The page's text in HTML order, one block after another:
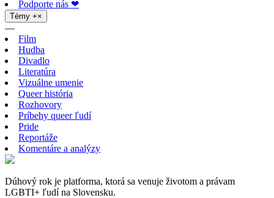
Podporte nás ❤
Témy +×
—
Film
Hudba
Divadlo
Literatúra
Vizuálne umenie
Queer história
Rozhovory
Príbehy queer ľudí
Pride
Reportáže
Komentáre a analýzy
Dúhový rok je platforma, ktorá sa venuje životom a právam
LGBTI+ ľudí na Slovensku.